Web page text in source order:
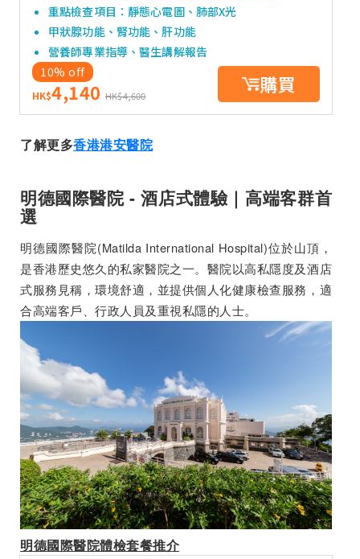
重點檢查項目：靜態心電圖、肺部X光
甲狀腺功能、腎功能、肝功能
營養師專業指導、醫生講解報告
10% off
HK$4,140 HK$4,600 購買
了解更多香港港安醫院
明德國際醫院 - 酒店式體驗｜高端客群首
選
明德國際醫院(Matilda International Hospital)位於山頂，
是香港歷史悠久的私家醫院之一。醫院以高私隱度及酒店
式服務見稱，環境舒適，並提供個人化健康檢查服務，適
合高端客戶、行政人員及重視私隱的人士。
明德國際醫院體檢套餐推介